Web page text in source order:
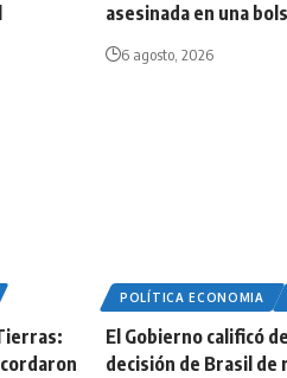
asesinada en una
6 agosto, 2026
POLÍTICA ECONOMIA
El Gobierno calificó
decisión de Brasil de